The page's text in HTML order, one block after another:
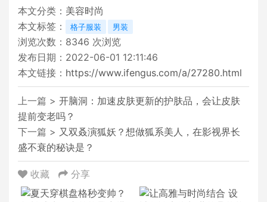
本文分类： 美容时尚
本文标签：
格子服装 男装
浏览次数： 8346 次浏览
发布日期：2022-06-01 12:11:46
本文链接： https://www.ifengus.com/a/27280.html
上一篇 > 开脑洞：加速皮肤更新的护肤品，会让皮肤
提前变老吗？
下一篇 > 又双叒演狐妖？想做狐系美人，在影视界长
盛不衰的秘诀是？
收藏 分享